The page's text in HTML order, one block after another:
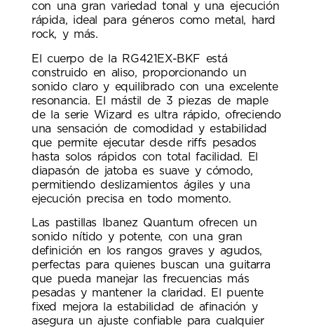
con una gran variedad tonal y una ejecución
rápida, ideal para géneros como metal, hard
rock, y más.
El cuerpo de la RG421EX-BKF está
construido en aliso, proporcionando un
sonido claro y equilibrado con una excelente
resonancia. El mástil de 3 piezas de maple
de la serie Wizard es ultra rápido, ofreciendo
una sensación de comodidad y estabilidad
que permite ejecutar desde riffs pesados
hasta solos rápidos con total facilidad. El
diapasón de jatoba es suave y cómodo,
permitiendo deslizamientos ágiles y una
ejecución precisa en todo momento.
Las pastillas Ibanez Quantum ofrecen un
sonido nítido y potente, con una gran
definición en los rangos graves y agudos,
perfectas para quienes buscan una guitarra
que pueda manejar las frecuencias más
pesadas y mantener la claridad. El puente
fixed mejora la estabilidad de afinación y
asegura un ajuste confiable para cualquier